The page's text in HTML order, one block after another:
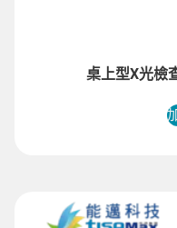
桌上型X光檢